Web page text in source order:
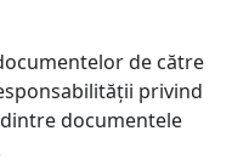
de către
privind
documentele